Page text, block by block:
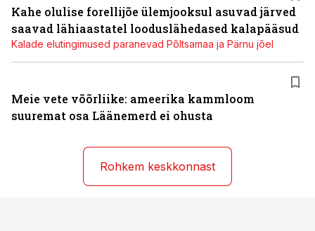
Kahe olulise forellijõe ülemjooksul asuvad järved
saavad lähiaastatel looduslähedased kalapääsud
Kalade elutingimused paranevad Põltsamaa ja Pärnu jõel
Meie vete võõrliike: ameerika kammloom
suuremat osa Läänemerd ei ohusta
Rohkem keskkonnast